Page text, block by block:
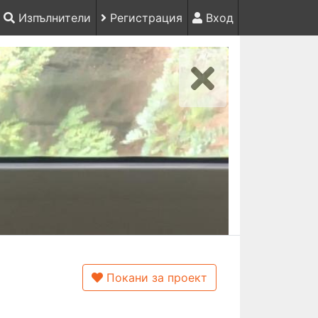
Изпълнители Регистрация Вход
Покани за проект